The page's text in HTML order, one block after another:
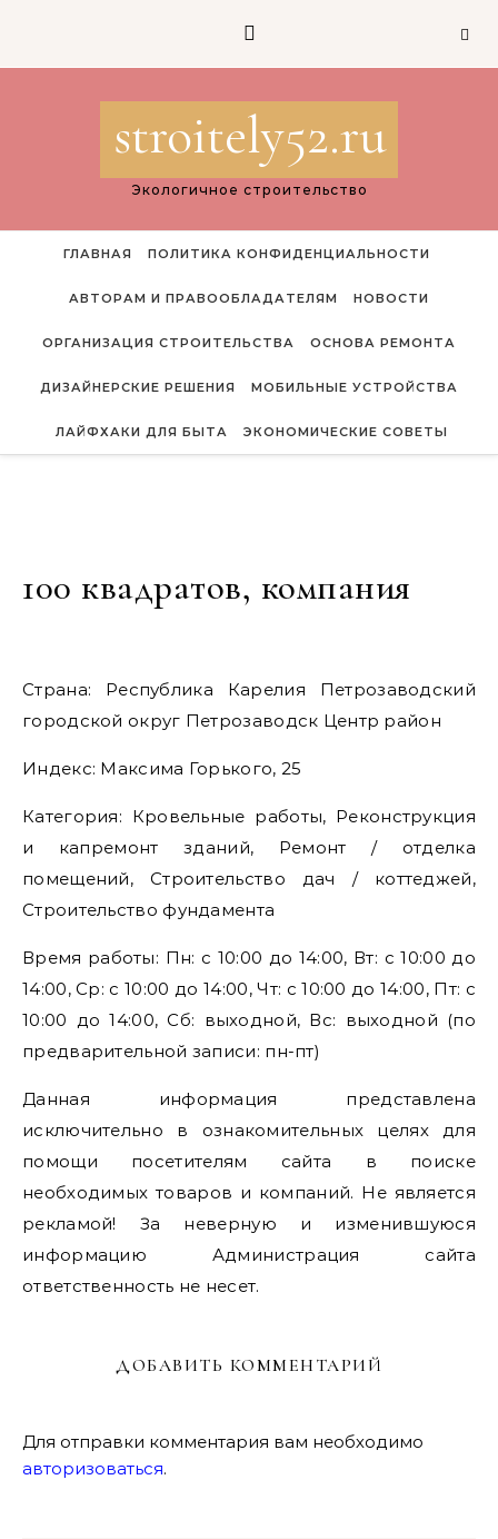
stroitely52.ru
Экологичное строительство
ГЛАВНАЯ ПОЛИТИКА КОНФИДЕНЦИАЛЬНОСТИ
АВТОРАМ И ПРАВООБЛАДАТЕЛЯМ НОВОСТИ
ОРГАНИЗАЦИЯ СТРОИТЕЛЬСТВА ОСНОВА РЕМОНТА
ДИЗАЙНЕРСКИЕ РЕШЕНИЯ МОБИЛЬНЫЕ УСТРОЙСТВА
ЛАЙФХАКИ ДЛЯ БЫТА ЭКОНОМИЧЕСКИЕ СОВЕТЫ
100 квадратов, компания
Страна: Республика Карелия Петрозаводский
городской округ Петрозаводск Центр район
Индекс: Максима Горького, 25
Категория: Кровельные работы, Реконструкция
и капремонт зданий, Ремонт / отделка
помещений, Строительство дач / коттеджей,
Строительство фундамента
Время работы: Пн: с 10:00 до 14:00, Вт: с 10:00 до
14:00, Ср: с 10:00 до 14:00, Чт: с 10:00 до 14:00, Пт: с
10:00 до 14:00, Сб: выходной, Вс: выходной (по
предварительной записи: пн-пт)
Данная информация представлена
исключительно в ознакомительных целях для
помощи посетителям сайта в поиске
необходимых товаров и компаний. Не является
рекламой! За неверную и изменившуюся
информацию Администрация сайта
ответственность не несет.
ДОБАВИТЬ КОММЕНТАРИЙ
Для отправки комментария вам необходимо
авторизоваться.